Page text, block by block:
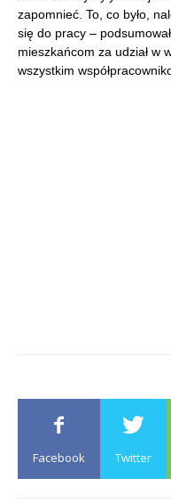
zapomnieć. To, co było,
się do pracy –
mieszkańcom za udział w
wszystkim
Facebook Twitter